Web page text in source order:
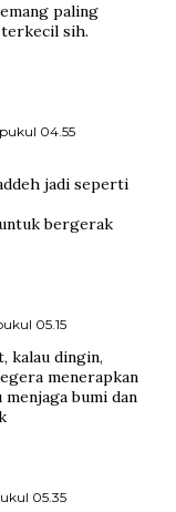
paling
sih.
04.55
jadi seperti
bergerak
05.15
kalau dingin,
menerapkan
bumi dan
05.35